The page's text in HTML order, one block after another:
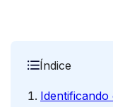
Índice